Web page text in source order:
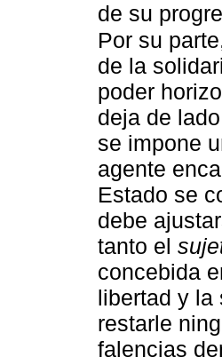
de su
Por su
de la
poder
deja de
se impone
agente
Estado se
debe
tanto el
concebida
libertad y la
restarle
falencias